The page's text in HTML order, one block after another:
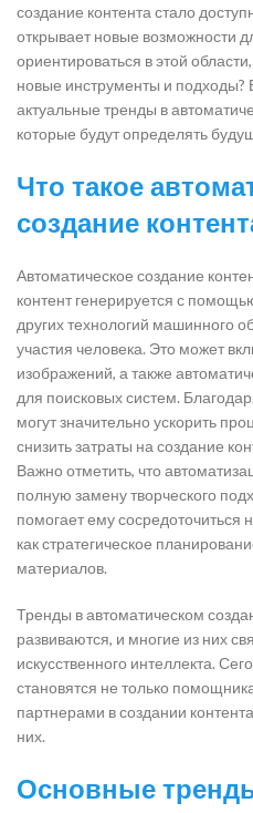
создание контента стало
открывает новые возможности
ориентироваться в этой
новые инструменты и подходы?
актуальные тренды в
которые будут определять
Что такое
создание
Автоматическое создание
контент генерируется с
других технологий машинного
участия человека. Это может
изображений, а также
для поисковых систем.
могут значительно ускорить
снизить затраты на создание
Важно отметить, что
полную замену творческого
помогает ему сосредоточиться
как стратегическое
материалов.
Тренды в автоматическом
развиваются, и многие из них
искусственного интеллекта.
становятся не только
партнерами в создании
них.
Основные